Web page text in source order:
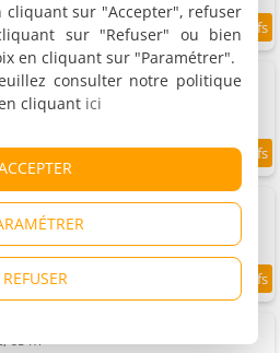
8.8/10
70 m²
chambre, 1 salle de bains
8.9/10
54 m²
2 chambres, 1 salle de bains
9.1
65 m²
cliquant sur "Accepter", refuser
sur "Refuser" ou bien
en cliquant sur "Paramétrer".
consulter notre politique
cliquant ici
REFUSER